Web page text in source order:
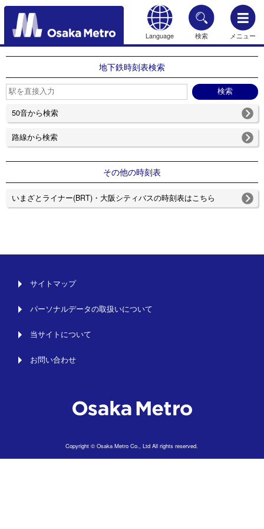
Language 検索 メニュー
もどる
地下鉄時刻表検索
50音から検索
路線から検索
その他の時刻表
いまざとライナー(BRT)・大阪シティバスの時刻表はこちら
サイトマップ
パーソナルデータの取扱いについて
当サイトについて
お問い合わせ
Copyright © Osaka Metro Co., Ltd All rights reserved.